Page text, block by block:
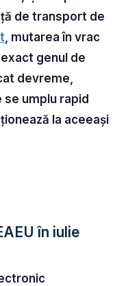
de transport de
, mutarea în vrac
genul de
devreme,
umplu rapid
la aceeași
în iulie